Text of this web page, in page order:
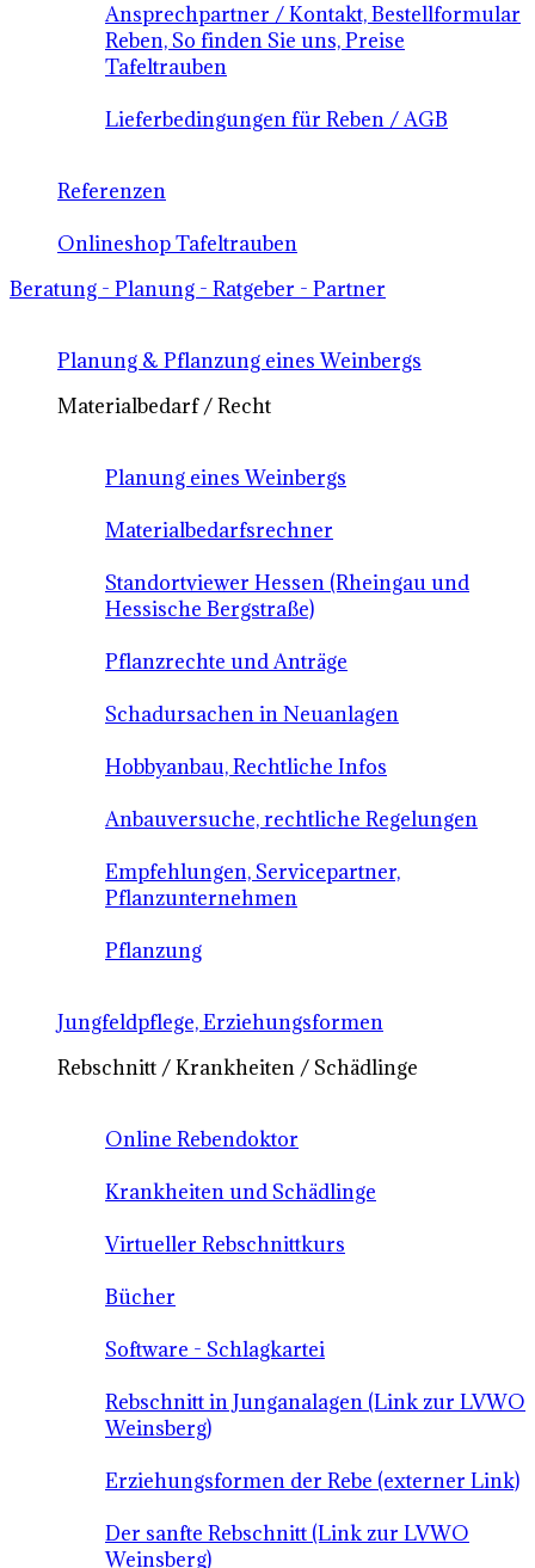
Ansprechpartner / Kontakt, Bestellformular
Reben, So finden Sie uns, Preise
Tafeltrauben
Lieferbedingungen für Reben / AGB
Referenzen
Onlineshop Tafeltrauben
Beratung - Planung - Ratgeber - Partner
Planung & Pflanzung eines Weinbergs
Materialbedarf / Recht
Planung eines Weinbergs
Materialbedarfsrechner
Standortviewer Hessen (Rheingau und
Hessische Bergstraße)
Pflanzrechte und Anträge
Schadursachen in Neuanlagen
Hobbyanbau, Rechtliche Infos
Anbauversuche, rechtliche Regelungen
Empfehlungen, Servicepartner,
Pflanzunternehmen
Pflanzung
Jungfeldpflege, Erziehungsformen
Rebschnitt / Krankheiten / Schädlinge
Online Rebendoktor
Krankheiten und Schädlinge
Virtueller Rebschnittkurs
Bücher
Software - Schlagkartei
Rebschnitt in Junganalagen (Link zur LVWO
Weinsberg)
Erziehungsformen der Rebe (externer Link)
Der sanfte Rebschnitt (Link zur LVWO
Weinsberg)